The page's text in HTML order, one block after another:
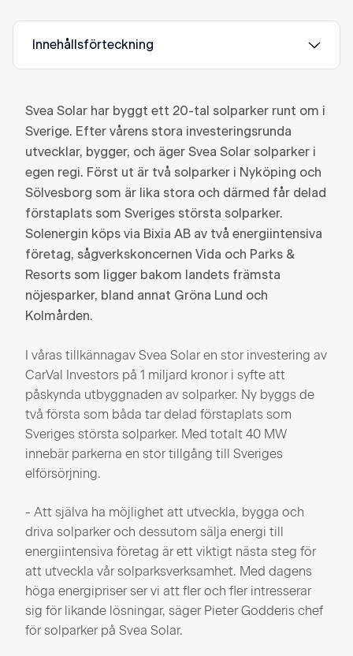
Innehållsförteckning
Svea Solar har byggt ett 20-tal solparker runt om i
Sverige. Efter vårens stora investeringsrunda
utvecklar, bygger, och äger Svea Solar solparker i
egen regi. Först ut är två solparker i Nyköping och
Sölvesborg som är lika stora och därmed får delad
förstaplats som Sveriges största solparker.
Solenergin köps via Bixia AB av två energiintensiva
företag, sågverkskoncernen Vida och Parks &
Resorts som ligger bakom landets främsta
nöjesparker, bland annat Gröna Lund och
Kolmården.
I våras tillkännagav Svea Solar en stor investering av
CarVal Investors på 1 miljard kronor i syfte att
påskynda utbyggnaden av solparker. Ny byggs de
två första som båda tar delad förstaplats som
Sveriges största solparker. Med totalt 40 MW
innebär parkerna en stor tillgång till Sveriges
elförsörjning.
- Att själva ha möjlighet att utveckla, bygga och
driva solparker och dessutom sälja energi till
energiintensiva företag är ett viktigt nästa steg för
att utveckla vår solparksverksamhet. Med dagens
höga energipriser ser vi att fler och fler intresserar
sig för likande lösningar, säger Pieter Godderis chef
för solparker på Svea Solar.